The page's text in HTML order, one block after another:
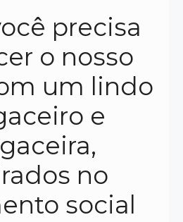
precisa
o nosso
um lindo
e
no
social